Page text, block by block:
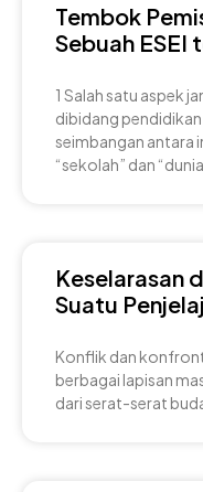
Tembok
Sebuah ESEI
1 Salah satu aspek
dibidang
seimbangan antara
“sekolah” dan “dunia
Keselarasan
Suatu
Konflik dan
berbagai lapisan
dari serat-serat